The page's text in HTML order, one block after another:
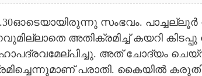
സംഭവം.
അതിക്രമിച്ച് കയറി
അത് ചോദ്യം
പരാതി. കൈയിൽ